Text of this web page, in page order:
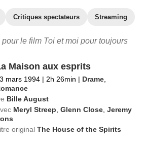
Critiques spectateurs Streaming
le film Toi et moi pour toujours
Maison aux esprits
mars 1994 | 2h 26min | Drame
Bille August
Meryl Streep ,Glenn Close ,Jeremy
originalThe House of the Spirits